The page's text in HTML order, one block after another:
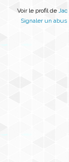
Voir le profil de Jac
Signaler un abus